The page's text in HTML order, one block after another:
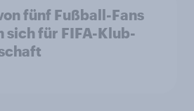
fünf Fußball-Fans
sich für FIFA-Klub-